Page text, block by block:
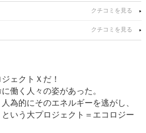
ェクトＸだ！
働く人々の姿があった。
為的にそのエネルギーを逃がし、
いう大プロジェクト＝エコロジー